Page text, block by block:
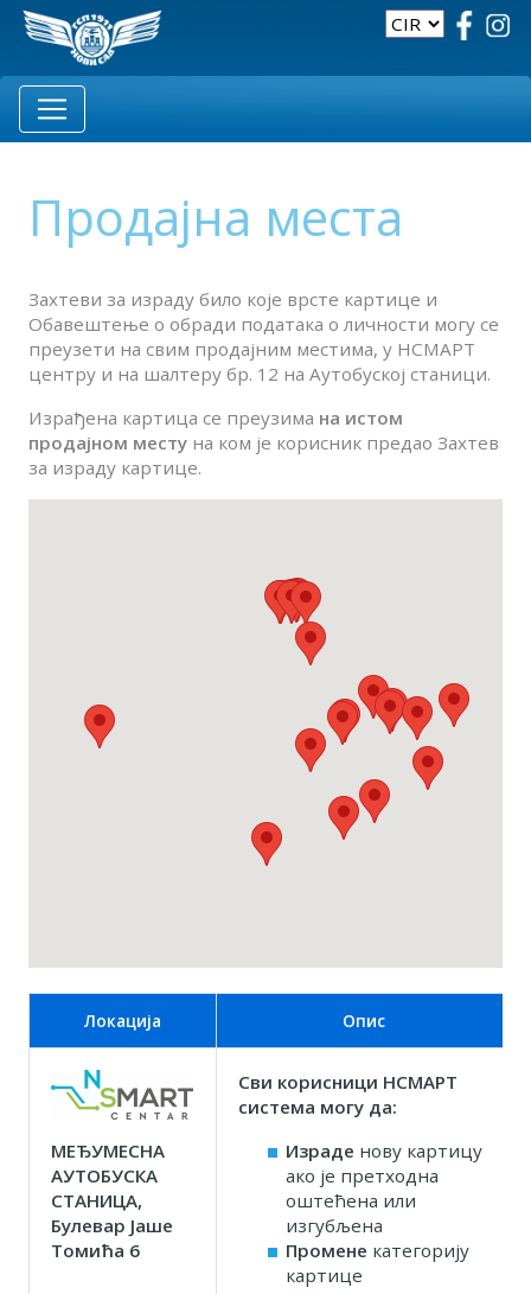
Продајна места
Захтеви за израду било које врсте картице и
Обавештење о обради података о личности могу се
преузети на свим продајним местима, у НСМАРТ
центру и на шалтеру бр. 12 на Аутобуској станици.
Израђена картица се преузима на истом
продајном месту на ком је корисник предао Захтев
за израду картице.
Локација Опис
МЕЂУМЕСНА
АУТОБУСКА
СТАНИЦА,
Булевар Јаше
Томића 6
Сви корисници НСМАРТ
система могу да:
Израде нову картицу
ако је претходна
оштећена или
изгубљена
Промене категорију
картице